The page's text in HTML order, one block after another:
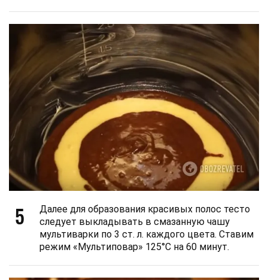
5
Далее для образования красивых полос тесто
следует выкладывать в смазанную чашу
мультиварки по 3 ст. л. каждого цвета. Ставим
режим «Мультиповар» 125°С на 60 минут.